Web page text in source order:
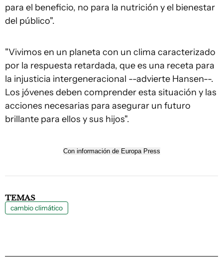
para el beneficio, no para la nutrición y el bienestar
del público".
"Vivimos en un planeta con un clima caracterizado
por la respuesta retardada, que es una receta para
la injusticia intergeneracional --advierte Hansen--.
Los jóvenes deben comprender esta situación y las
acciones necesarias para asegurar un futuro
brillante para ellos y sus hijos".
Con información de Europa Press
TEMAS
cambio climático